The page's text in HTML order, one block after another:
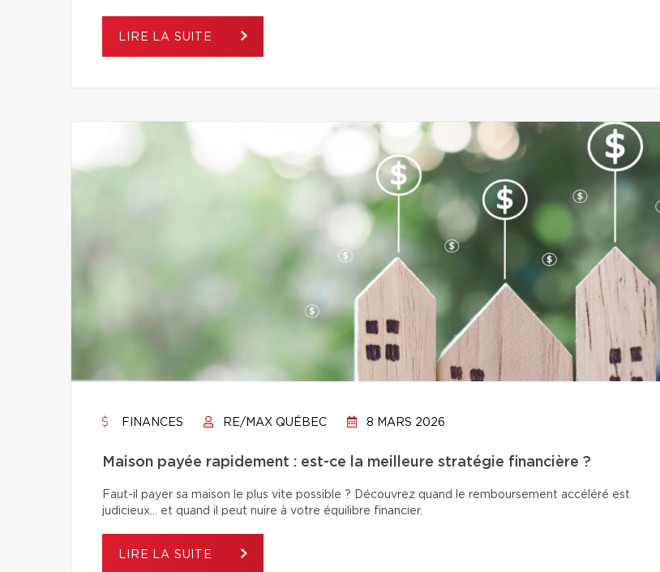
LIRE LA SUITE
FINANCES RE/MAX QUÉBEC 8 MARS 2026
Maison payée rapidement : est-ce la meilleure stratégie financière ?
Faut-il payer sa maison le plus vite possible ? Découvrez quand le remboursement accéléré est
judicieux… et quand il peut nuire à votre équilibre financier.
LIRE LA SUITE